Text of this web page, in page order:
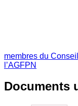
membres du
l’AGFPN
Documents